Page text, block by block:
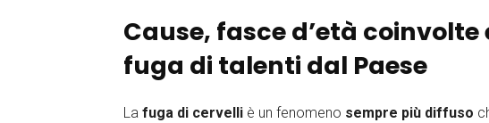
Cause, fasce d’età
fuga di talenti dal Paese
La fuga di cervelli è un fenomeno sempre più diffuso